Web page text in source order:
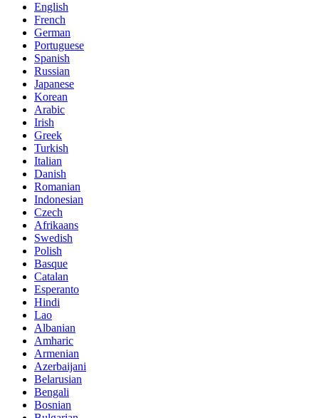
English
French
German
Portuguese
Spanish
Russian
Japanese
Korean
Arabic
Irish
Greek
Turkish
Italian
Danish
Romanian
Indonesian
Czech
Afrikaans
Swedish
Polish
Basque
Catalan
Esperanto
Hindi
Lao
Albanian
Amharic
Armenian
Azerbaijani
Belarusian
Bengali
Bosnian